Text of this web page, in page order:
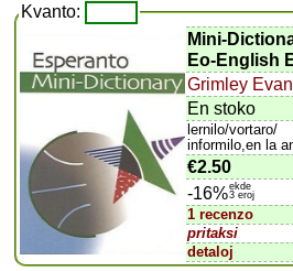
Kvanto:
Mini-
Eo-English
Grimley
En stoko
lernilo/vortaro/
informilo,en la
€2.50
-16%ekde
3 eroj
1 recenzo
pritaksi
detaloj